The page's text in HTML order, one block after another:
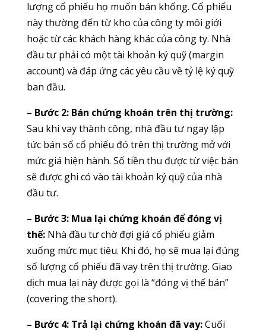
lượng cổ phiếu họ muốn bán khống. Cổ phiếu
này thường đến từ kho của công ty môi giới
hoặc từ các khách hàng khác của công ty. Nhà
đầu tư phải có một tài khoản ký quỹ (margin
account) và đáp ứng các yêu cầu về tỷ lệ ký quỹ
ban đầu.
– Bước 2: Bán chứng khoán trên thị trường:
Sau khi vay thành công, nhà đầu tư ngay lập
tức bán số cổ phiếu đó trên thị trường mở với
mức giá hiện hành. Số tiền thu được từ việc bán
sẽ được ghi có vào tài khoản ký quỹ của nhà
đầu tư.
– Bước 3: Mua lại chứng khoán để đóng vị
thế:Nhà đầu tư chờ đợi giá cổ phiếu giảm
xuống mức mục tiêu. Khi đó, họ sẽ mua lại đúng
số lượng cổ phiếu đã vay trên thị trường. Giao
dịch mua lại này được gọi là “đóng vị thế bán”
(covering the short).
– Bước 4: Trả lại chứng khoán đã vay:Cuối